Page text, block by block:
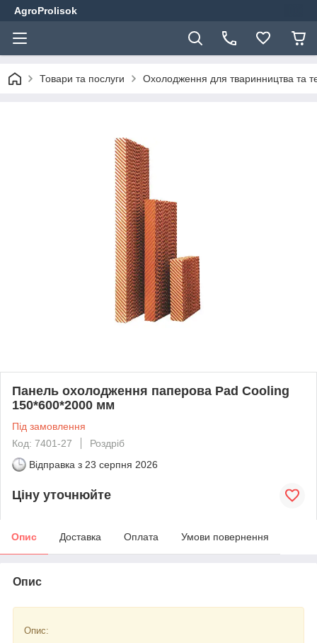
AgroProlisok
Товари та послуги Охолодження для тваринництва та
Панель охолодження паперова Pad Cooling
150*600*2000 мм
Під замовлення
Код: 7401-27
Роздріб
Відправка з 23 серпня 2026
Ціну уточнюйте
Опис Доставка Оплата Умови повернення
Опис
Опис: